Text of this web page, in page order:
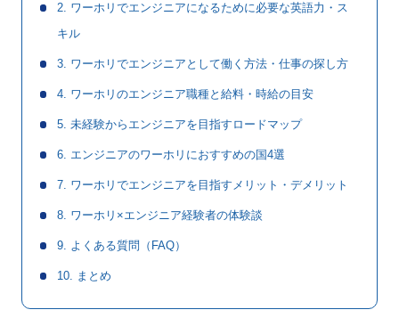
2. ワーホリでエンジニアになるために必要な英語力・ス
キル
3. ワーホリでエンジニアとして働く方法・仕事の探し方
4. ワーホリのエンジニア職種と給料・時給の目安
5. 未経験からエンジニアを目指すロードマップ
6. エンジニアのワーホリにおすすめの国4選
7. ワーホリでエンジニアを目指すメリット・デメリット
8. ワーホリ×エンジニア経験者の体験談
9. よくある質問（FAQ）
10. まとめ